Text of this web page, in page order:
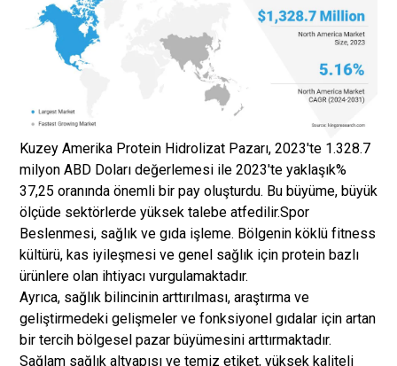
Kuzey Amerika Protein Hidrolizat Pazarı, 2023'te 1.328.7
milyon ABD Doları değerlemesi ile 2023'te yaklaşık%
37,25 oranında önemli bir pay oluşturdu. Bu büyüme, büyük
ölçüde sektörlerde yüksek talebe atfedilir.Spor
Beslenmesi, sağlık ve gıda işleme. Bölgenin köklü fitness
kültürü, kas iyileşmesi ve genel sağlık için protein bazlı
ürünlere olan ihtiyacı vurgulamaktadır.
Ayrıca, sağlık bilincinin arttırılması, araştırma ve
geliştirmedeki gelişmeler ve fonksiyonel gıdalar için artan
bir tercih bölgesel pazar büyümesini arttırmaktadır.
Sağlam sağlık altyapısı ve temiz etiket, yüksek kaliteli